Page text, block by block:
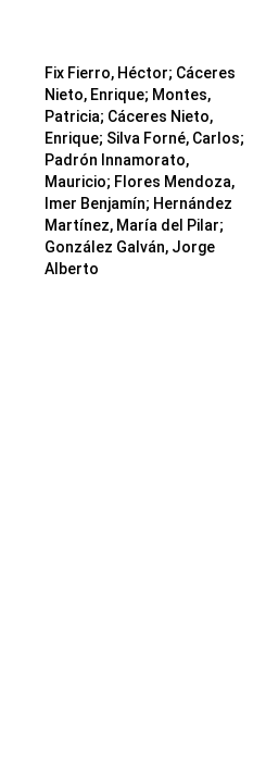
Fix Fierro, Héctor; Cáceres
Nieto, Enrique; Montes,
Patricia; Cáceres Nieto,
Enrique; Silva Forné, Carlos;
Padrón Innamorato,
Mauricio; Flores Mendoza,
Imer Benjamín; Hernández
Martínez, María del Pilar;
González Galván, Jorge
Alberto